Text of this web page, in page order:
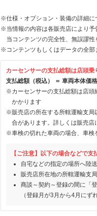
※仕様・オプション・装備の詳細に
※当情報の内容は各販売店により予
当コンテンツの完全性、無誤謬
※コンテンツもしくはデータの全部
カーセンサーの支払総額は店頭乗
支払総額（税込） ＝ 車両本体価
※カーセンサーの支払総額は店頭
かかります
※販売店の所在する所轄運輸支局
合があります。詳しくは販売店
※車検の切れた車両の場合、車検
【ご注意】以下の場合などで
自宅などの指定の場所へ陸
販売店所在地の所轄運輸支
商談～契約～登録の間に「
（登録月が3月から4月にず